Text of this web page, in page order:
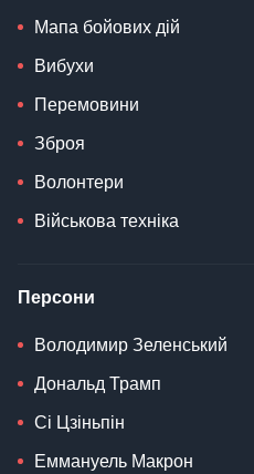
Мапа бойових дій
Вибухи
Перемовини
Зброя
Волонтери
Військова техніка
Персони
Володимир Зеленський
Дональд Трамп
Сі Цзіньпін
Еммануель Макрон